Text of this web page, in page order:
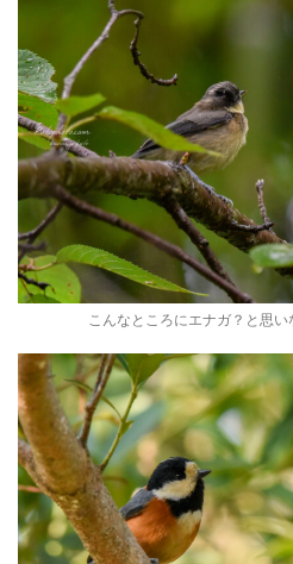
こんなところにエナガ？と思